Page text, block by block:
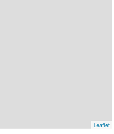
Leaflet